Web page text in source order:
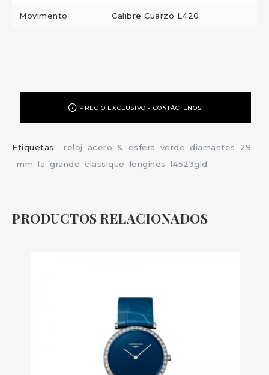
Movimento Calibre Cuarzo L420
PRECIO EXCLUSIVO - CONTÁCTENOS
Etiquetas: reloj acero & esfera verde diamantes
29
mm la grande classique longines l4523gld
PRODUCTOS RELACIONADOS